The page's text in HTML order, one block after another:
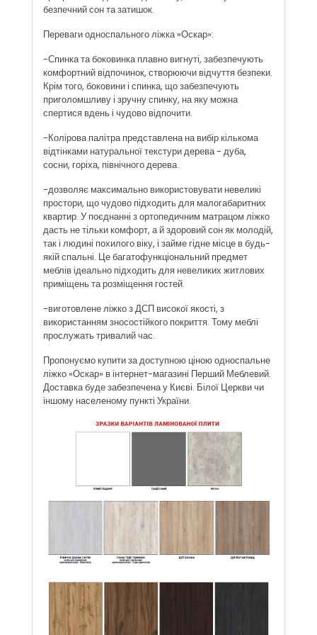
безпечний сон та затишок.
Переваги односпального ліжка «Оскар»:
-Спинка та боковинка плавно вигнуті, забезпечують
комфортний відпочинок, створюючи відчуття безпеки.
Крім того, боковини і спинка, що забезпечують
приголомшливу і зручну спинку, на яку можна
спертися вдень і чудово відпочити.
-Колірова палітра представлена ​​на вибір кількома
відтінками натуральної текстури дерева - дуба,
сосни, горіха, північного дерева.
-дозволяє максимально використовувати невеликі
простори, що чудово підходить для малогабаритних
квартир. У поєднанні з ортопедичним матрацом ліжко
дасть не тільки комфорт, а й здоровий сон як молодій,
так і людині похилого віку, і займе гідне місце в будь-
якій спальні. Це багатофункціональний предмет
меблів ідеально підходить для невеликих житлових
приміщень та розміщення гостей.
-виготовлене ліжко з ДСП високої якості, з
використанням зносостійкого покриття. Тому меблі
прослужать тривалий час.
Пропонуємо купити за доступною ціною односпальне
ліжко «Оскар» в інтернет-магазині Перший Меблевий.
Доставка буде забезпечена у Києві. Білої Церкви чи
іншому населеному пункті України.